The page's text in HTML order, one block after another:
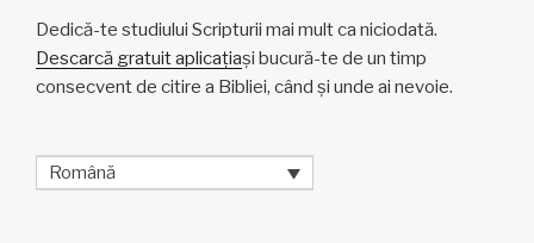
Dedică-te studiului Scripturii mai mult ca niciodată.
Descarcă gratuit aplicațiași bucură-te de un timp
consecvent de citire a Bibliei, când și unde ai nevoie.
Română